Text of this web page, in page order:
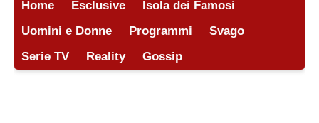
Home Esclusive
Isola dei Famosi
Uomini e Donne
Programmi
Svago
Serie TV
Reality Gossip